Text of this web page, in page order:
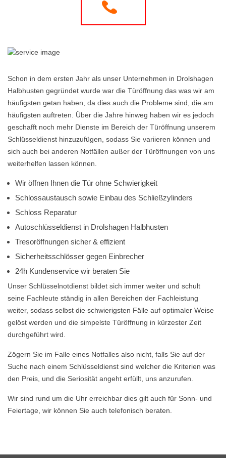
Schon in dem ersten Jahr als unser Unternehmen in Drolshagen
Halbhusten gegründet wurde war die Türöffnung das was wir am
häufigsten getan haben, da dies auch die Probleme sind, die am
häufigsten auftreten. Über die Jahre hinweg haben wir es jedoch
geschafft noch mehr Dienste im Bereich der Türöffnung unserem
Schlüsseldienst hinzuzufügen, sodass Sie variieren können und
sich auch bei anderen Notfällen außer der Türöffnungen von uns
weiterhelfen lassen können.
Wir öffnen Ihnen die Tür ohne Schwierigkeit
Schlossaustausch sowie Einbau des Schließzylinders
Schloss Reparatur
Autoschlüsseldienst in Drolshagen Halbhusten
Tresoröffnungen sicher & effizient
Sicherheitsschlösser gegen Einbrecher
24h Kundenservice wir beraten Sie
Unser Schlüsselnotdienst bildet sich immer weiter und schult
seine Fachleute ständig in allen Bereichen der Fachleistung
weiter, sodass selbst die schwierigsten Fälle auf optimaler Weise
gelöst werden und die simpelste Türöffnung in kürzester Zeit
durchgeführt wird.
Zögern Sie im Falle eines Notfalles also nicht, falls Sie auf der
Suche nach einem Schlüsseldienst sind welcher die Kriterien was
den Preis, und die Seriosität angeht erfüllt, uns anzurufen.
Wir sind rund um die Uhr erreichbar dies gilt auch für Sonn- und
Feiertage, wir können Sie auch telefonisch beraten.